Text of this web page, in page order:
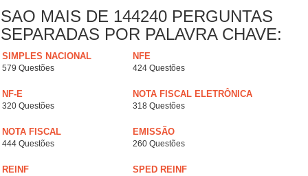
SAO MAIS DE 144240 PERGUNTAS
SEPARADAS POR PALAVRA CHAVE:
SIMPLES NACIONAL
579 Questões
NFE
424 Questões
NF-E
320 Questões
NOTA FISCAL ELETRÔNICA
318 Questões
NOTA FISCAL
444 Questões
EMISSÃO
260 Questões
REINF SPED REINF